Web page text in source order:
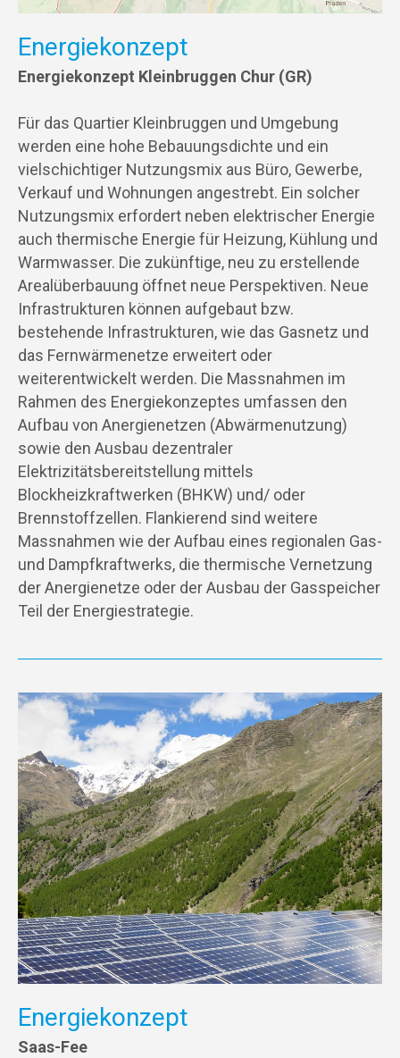
Energiekonzept
Energiekonzept Kleinbruggen Chur (GR)
Für das Quartier Kleinbruggen und Umgebung
werden eine hohe Bebauungsdichte und ein
vielschichtiger Nutzungsmix aus Büro, Gewerbe,
Verkauf und Wohnungen angestrebt. Ein solcher
Nutzungsmix erfordert neben elektrischer Energie
auch thermische Energie für Heizung, Kühlung und
Warmwasser. Die zukünftige, neu zu erstellende
Arealüberbauung öffnet neue Perspektiven. Neue
Infrastrukturen können aufgebaut bzw.
bestehende Infrastrukturen, wie das Gasnetz und
das Fernwärmenetze erweitert oder
weiterentwickelt werden. Die Massnahmen im
Rahmen des Energiekonzeptes umfassen den
Aufbau von Anergienetzen (Abwärmenutzung)
sowie den Ausbau dezentraler
Elektrizitätsbereitstellung mittels
Blockheizkraftwerken (BHKW) und/ oder
Brennstoffzellen. Flankierend sind weitere
Massnahmen wie der Aufbau eines regionalen Gas-
und Dampfkraftwerks, die thermische Vernetzung
der Anergienetze oder der Ausbau der Gasspeicher
Teil der Energiestrategie.
Energiekonzept
Saas-Fee